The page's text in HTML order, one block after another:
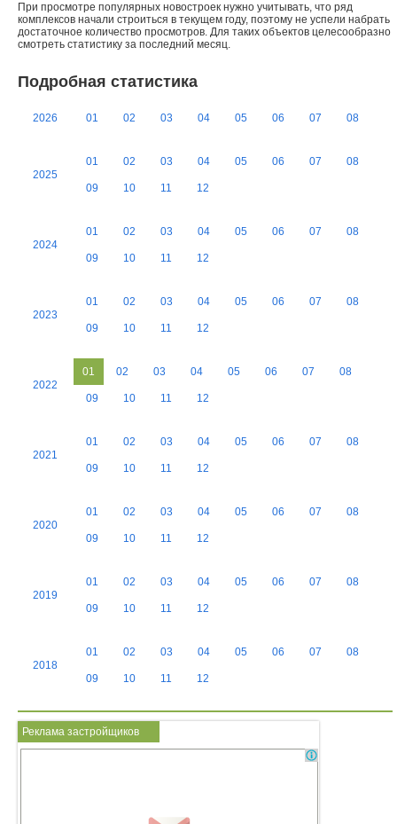
При просмотре популярных новостроек нужно учитывать, что ряд
комплексов начали строиться в текущем году, поэтому не успели набрать
достаточное количество просмотров. Для таких объектов целесообразно
смотреть статистику за последний месяц.
Подробная статистика
2026 01 02 03 04 05 06 07 08
2025
01 02 03 04 05 06 07 08
09 10 11 12
2024
01 02 03 04 05 06 07 08
09 10 11 12
2023
01 02 03 04 05 06 07 08
09 10 11 12
2022
01 02 03 04 05 06 07 08
09 10 11 12
2021
01 02 03 04 05 06 07 08
09 10 11 12
2020
01 02 03 04 05 06 07 08
09 10 11 12
2019
01 02 03 04 05 06 07 08
09 10 11 12
2018
01 02 03 04 05 06 07 08
09 10 11 12
Реклама застройщиков